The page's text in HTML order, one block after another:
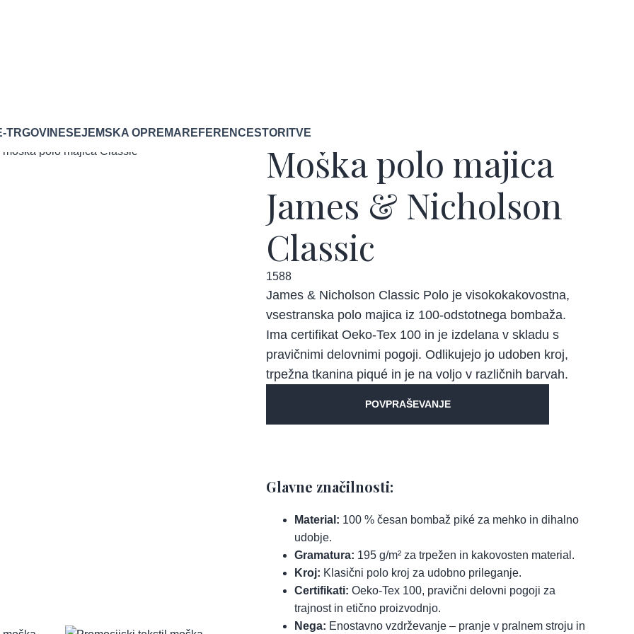
TRGOVINESEJEMSKA OPREMA REFERENCESTORITVE
Moška polo majica
James & Nicholson
Classic
1588
James & Nicholson Classic Polo je visokokakovostna,
vsestranska polo majica iz 100-odstotnega bombaža.
Ima certifikat Oeko-Tex 100 in je izdelana v skladu s
pravičnimi delovnimi pogoji. Odlikujejo jo udoben kroj,
trpežna tkanina piqué in je na voljo v različnih barvah.
POVPRAŠEVANJE
Glavne značilnosti:
Material: 100 % česan bombaž piké za mehko in dihalno
udobje.
Gramatura: 195 g/m² za trpežen in kakovosten material.
Kroj: Klasični polo kroj za udobno prileganje.
Certifikati: Oeko-Tex 100, pravični delovni pogoji za
trajnost in etično proizvodnjo.
Nega: Enostavno vzdrževanje – pranje v pralnem stroju in